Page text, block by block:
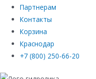
Партнерам
Контакты
Корзина
Краснодар
+7 (800) 250-66-20